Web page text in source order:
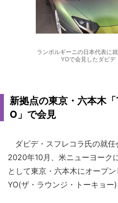
ランボルギーニの日本代表に
YOで会見したダビデ
新拠点の東京・六本木
O」で会見
ダビデ・スフレコラ氏の就
2020年10月、米ニューヨーク
として東京・六本木にオープ
YO(ザ・ラウンジ・トーキョー)